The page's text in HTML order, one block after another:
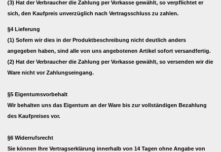
(3) Hat der Verbraucher die Zahlung per Vorkasse gewählt, so verpflichtet er
sich, den Kaufpreis unverzüglich nach Vertragsschluss zu zahlen.
§4 Lieferung
(1) Sofern wir dies in der Produktbeschreibung nicht deutlich anders
angegeben haben, sind alle von uns angebotenen Artikel sofort versandfertig.
(2) Hat der Verbraucher die Zahlung per Vorkasse gewählt, so versenden wir die
Ware nicht vor Zahlungseingang.
§5 Eigentumsvorbehalt
Wir behalten uns das Eigentum an der Ware bis zur vollständigen Bezahlung
des Kaufpreises vor.
§6 Widerrufsrecht
Sie können Ihre Vertragserklärung innerhalb von 14 Tagen ohne Angabe von